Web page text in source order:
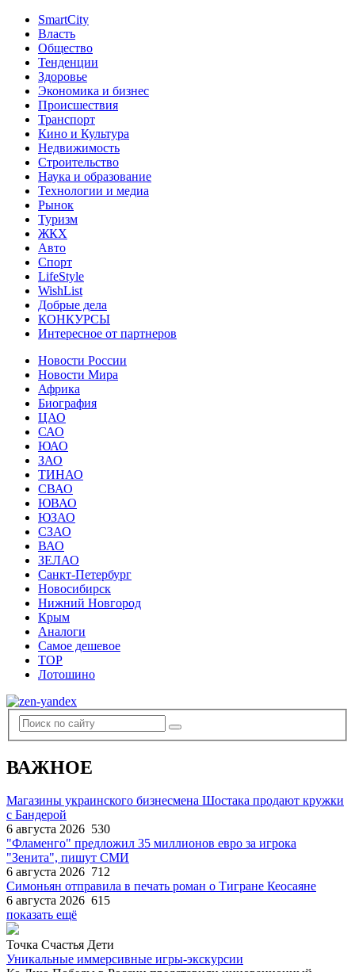
SmartCity
Власть
Общество
Тенденции
Здоровье
Экономика и бизнес
Происшествия
Транспорт
Кино и Культура
Недвижимость
Строительство
Наука и образование
Технологии и медиа
Рынок
Туризм
ЖКХ
Авто
Спорт
LifeStyle
WishList
Добрые дела
КОНКУРСЫ
Интересное от партнеров
Новости России
Новости Мира
Африка
Биография
ЦАО
САО
ЮАО
ЗАО
ТИНАО
СВАО
ЮВАО
ЮЗАО
СЗАО
ВАО
ЗЕЛАО
Санкт-Петербург
Новосибирск
Нижний Новгород
Крым
Аналоги
Самое дешевое
TOP
Лотошино
ВАЖНОЕ
Магазины украинского бизнесмена Шостака продают кружки
с Бандерой
6 августа 2026 530
"Фламенго" предложил 35 миллионов евро за игрока
"Зенита", пишут СМИ
6 августа 2026 712
Симоньян отправила в печать роман о Тигране Кеосаяне
6 августа 2026 615
показать ещё
Точка Счастья Дети
Уникальные иммерсивные игры-экскурсии